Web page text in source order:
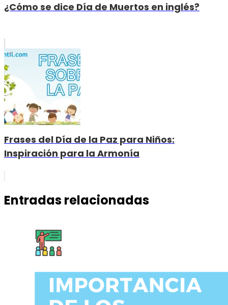
¿Cómo se dice Día de Muertos en inglés?
Frases del Día de la Paz para Niños:
Inspiración para la Armonía
Entradas relacionadas